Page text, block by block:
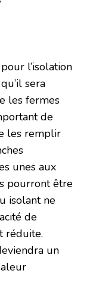
l’isolation
sera
les fermes
de
les remplir
unes aux
pourront être
isolant ne
de
réduite.
un